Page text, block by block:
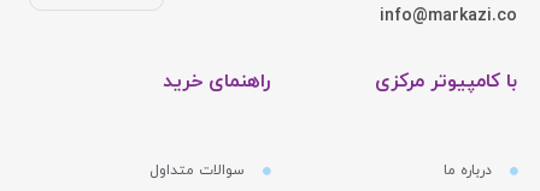
info@markazi.co
با کامپیوتر مرکزی
درباره ما
راهنمای خرید
سوالات متداول